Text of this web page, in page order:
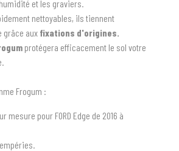
DE VOTRE VÉHICULE
et les graviers.
nettoyables, ils tiennent
grâce aux fixations d'origines.
protégera efficacement le sol votre
Frogum :
mesure pour FORD Edge de 2016 à